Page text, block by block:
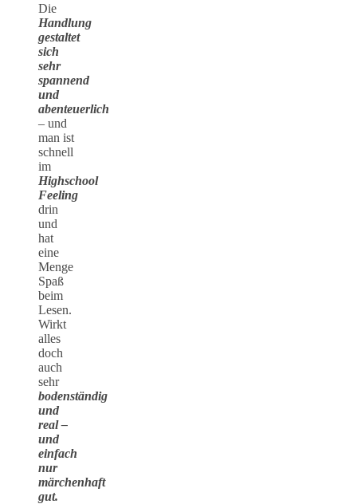
Die
Handlung
gestaltet
sich
sehr
spannend
und
abenteuerlich
– und
man ist
schnell
im
Highschool
Feeling
drin
und
hat
eine
Menge
Spaß
beim
Lesen.
Wirkt
alles
doch
auch
sehr
bodenständig
und
real –
und
einfach
nur
märchenhaft
gut.